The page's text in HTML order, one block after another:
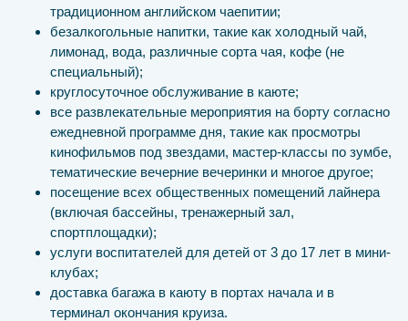
традиционном английском чаепитии;
безалкогольные напитки, такие как холодный чай,
лимонад, вода, различные сорта чая, кофе (не
специальный);
круглосуточное обслуживание в каюте;
все развлекательные мероприятия на борту согласно
ежедневной программе дня, такие как просмотры
кинофильмов под звездами, мастер-классы по зумбе,
тематические вечерние вечеринки и многое другое;
посещение всех общественных помещений лайнера
(включая бассейны, тренажерный зал,
спортплощадки);
услуги воспитателей для детей от 3 до 17 лет в мини-
клубах;
доставка багажа в каюту в портах начала и в
терминал окончания круиза.